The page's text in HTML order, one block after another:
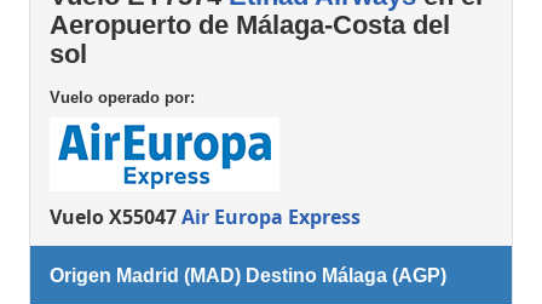
Aeropuerto de Málaga-Costa del
sol
Vuelo operado por:
Vuelo X55047Air Europa Express
Origen Madrid (MAD) Destino Málaga (AGP)